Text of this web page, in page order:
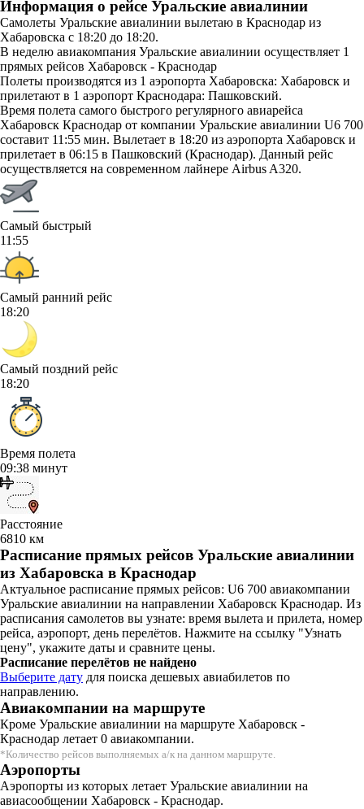
Информация о рейсе Уральские авиалинии
Самолеты Уральские авиалинии вылетаю в Краснодар из
Хабаровска с 18:20 до 18:20.
В неделю авиакомпания Уральские авиалинии осуществляет 1
прямых рейсов Хабаровск - Краснодар
Полеты производятся из 1 аэропорта Хабаровска: Хабаровск и
прилетают в 1 аэропорт Краснодара: Пашковский.
Время полета самого быстрого регулярного авиарейса
Хабаровск Краснодар от компании Уральские авиалинии U6 700
составит 11:55 мин. Вылетает в 18:20 из аэропорта Хабаровск и
прилетает в 06:15 в Пашковский (Краснодар). Данный рейс
осуществляется на современном лайнере Airbus A320.
Самый быстрый
11:55
Самый ранний рейс
18:20
Самый поздний рейс
18:20
Время полета
09:38 минут
Расстояние
6810 км
Расписание прямых рейсов Уральские авиалинии
из Хабаровска в Краснодар
Актуальное расписание прямых рейсов: U6 700 авиакомпании
Уральские авиалинии на направлении Хабаровск Краснодар. Из
расписания самолетов вы узнате: время вылета и прилета, номер
рейса, аэропорт, день перелётов. Нажмите на ссылку "Узнать
цену", укажите даты и сравните цены.
Расписание перелётов не найдено
Выберите дату для поиска дешевых авиабилетов по
направлению.
Авиакомпании на маршруте
Кроме Уральские авиалинии на маршруте Хабаровск -
Краснодар летает 0 авиакомпании.
*Количество рейсов выполняемых а/к на данном маршруте.
Аэропорты
Аэропорты из которых летает Уральские авиалинии на
авиасообщении Хабаровск - Краснодар.